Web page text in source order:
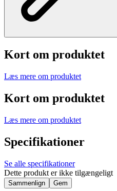
Kort om produktet
Læs mere om produktet
Kort om produktet
Læs mere om produktet
Specifikationer
Se alle specifikationer
Dette produkt er ikke tilgængeligt
Sammenlign Gem